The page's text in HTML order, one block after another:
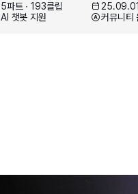
5파트 ∙ 193클립
AI 챗봇 지원 커뮤니티